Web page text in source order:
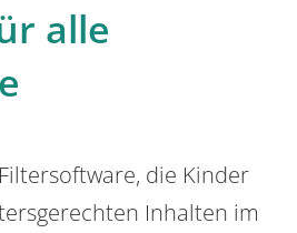
alle
die Kinder
Inhalten im